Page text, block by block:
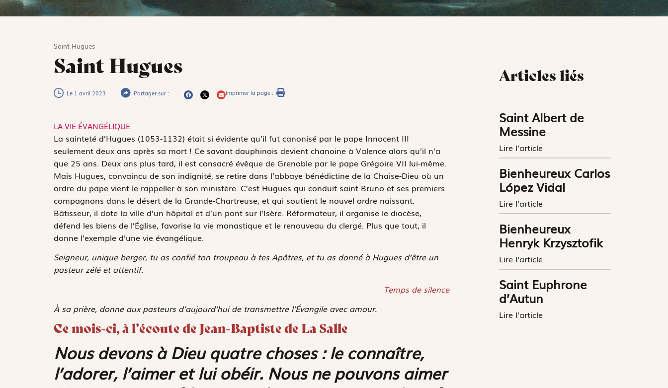
Saint Hugues
Saint Hugues
Le 1 avril 2023 Partager sur : Imprimer la page :
LA VIE ÉVANGÉLIQUE
La sainteté d’Hugues (1053-1132) était si évidente qu’il fut canonisé par le pape Innocent III
seulement deux ans après sa mort ! Ce savant dauphinois devient chanoine à Valence alors qu’il n’a
que 25 ans. Deux ans plus tard, il est consacré évêque de Grenoble par le pape Grégoire VII lui-même.
Mais Hugues, convaincu de son indignité, se retire dans l’abbaye bénédictine de la Chaise-Dieu où un
ordre du pape vient le rappeller à son ministère. C’est Hugues qui conduit saint Bruno et ses premiers
compagnons dans le désert de la Grande-Chartreuse, et qui soutient le nouvel ordre naissant.
Bâtisseur, il dote la ville d’un hôpital et d’un pont sur l’Isère. Réformateur, il organise le diocèse,
défend les biens de l’Église, favorise la vie monastique et le renouveau du clergé. Plus que tout, il
donne l’exemple d’une vie évangélique.
Seigneur, unique berger, tu as confié ton troupeau à tes Apôtres, et tu as donné à Hugues d’être un
pasteur zélé et attentif.
Temps de silence
À sa prière, donne aux pasteurs d’aujourd’hui de transmettre l’Évangile avec amour.
Ce mois-ci, à l’écoute de Jean-Baptiste de La Salle
Nous devons à Dieu quatre choses : le connaître,
l’adorer, l’aimer et lui obéir. Nous ne pouvons aimer
Articles liés
Saint Albert de
Messine
Lire l'article
Bienheureux Carlos
López Vidal
Lire l'article
Bienheureux
Henryk Krzysztofik
Lire l'article
Saint Euphrone
d’Autun
Lire l'article